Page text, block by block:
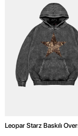
Leopar Starz Baskılı